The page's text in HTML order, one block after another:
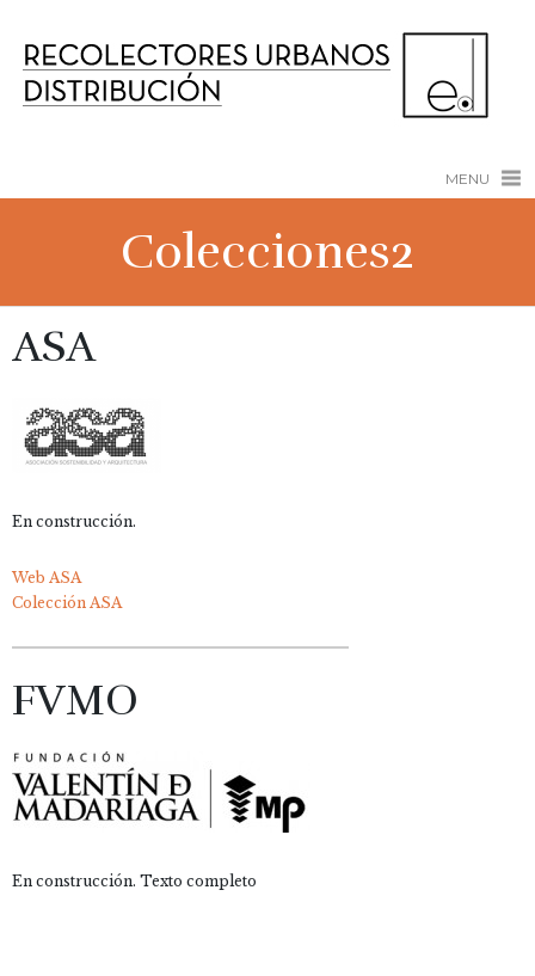
MENU
Colecciones2
ASA
En construcción.
Web ASA
Colección ASA
FVMO
En construcción. Texto completo